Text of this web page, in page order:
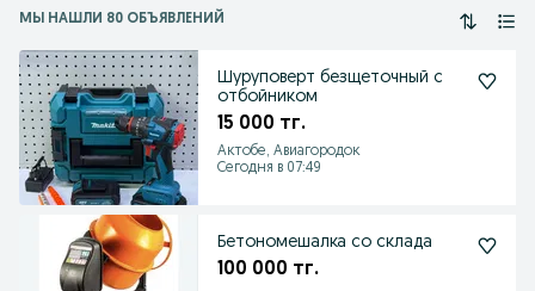
МЫ НАШЛИ 80 ОБЪЯВЛЕНИЙ
Шуруповерт безщеточный с
отбойником
15 000 тг.
Актобе, Авиагородок
Сегодня в 07:49
Бетономешалка со склада
100 000 тг.